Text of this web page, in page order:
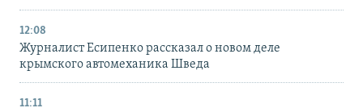
12:08
Журналист Есипенко рассказал о новом деле
крымского автомеханика Шведа
11:11